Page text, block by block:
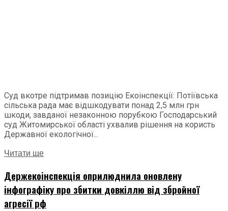
Суд вкотре підтримав позицію Екоінспекції: Потіївська
сільська рада має відшкодувати понад 2,5 млн грн
шкоди, завданої незаконною порубкою Господарський
суд Житомирської області ухвалив рішення на користь
Державної екологічної...
Читати ще
Держекоінспекція оприлюднила оновлену
інфографіку про збитки довкіллю від збройної
агресії рф